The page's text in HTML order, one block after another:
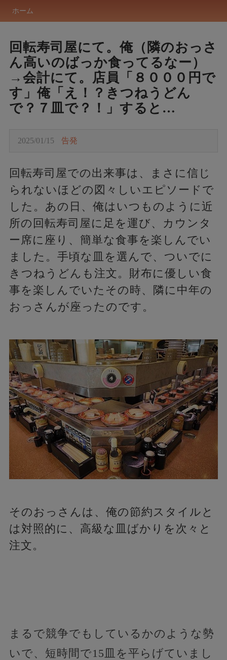
ホーム
回転寿司屋にて。俺（隣のおっさ
ん高いのばっか食ってるなー）
→会計にて。店員「８０００円で
す」俺「え！？きつねうどん
で？７皿で？！」すると…
2025/01/15 告発
回転寿司屋での出来事は、まさに信じ
られないほどの図々しいエピソードで
した。あの日、俺はいつものように近
所の回転寿司屋に足を運び、カウンタ
ー席に座り、簡単な食事を楽しんでい
ました。手頃な皿を選んで、ついでに
きつねうどんも注文。財布に優しい食
事を楽しんでいたその時、隣に中年の
おっさんが座ったのです。
そのおっさんは、俺の節約スタイルと
は対照的に、高級な皿ばかりを次々と
注文。
まるで競争でもしているかのような勢
いで、短時間で15皿を平らげていまし